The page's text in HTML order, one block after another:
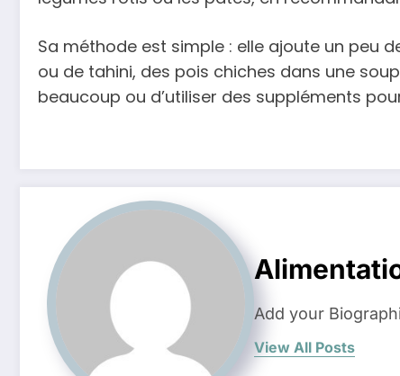
Sa méthode est simple : elle ajoute un peu
ou de tahini, des pois chiches dans une
beaucoup ou d’utiliser des suppléments
Add your
View All Posts